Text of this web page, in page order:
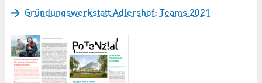
Gründungswerkstatt Adlershof: Teams 2021